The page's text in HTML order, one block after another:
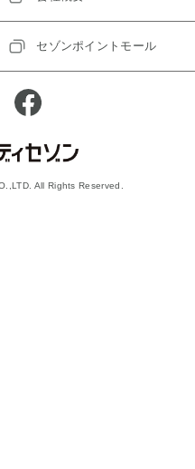
セゾンポイントモール
All Rights Reserved.